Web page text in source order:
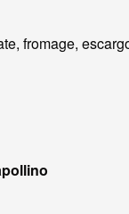
fromage,